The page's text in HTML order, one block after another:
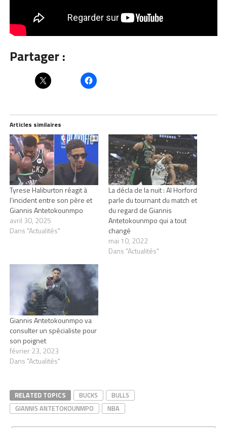
Partager :
Articles similaires
Tyrese Haliburton réagit à
l’incident entre son père et
Giannis Antetokounmpo
avril 30, 2025
Dans "Actualités"
La décla de la nuit : Al Horford
parle du tournant du match et
du regard de Giannis
Antetokounmpo qui a tout
changé
mai 10, 2022
Dans "Actualités"
Giannis Antetokounmpo va
consulter un spécialiste pour
son poignet
février 23, 2023
Dans "Actualités"
RELATED TOPICS BUCKS
BULLS
GIANNIS ANTETOKOUNMPO
NBA